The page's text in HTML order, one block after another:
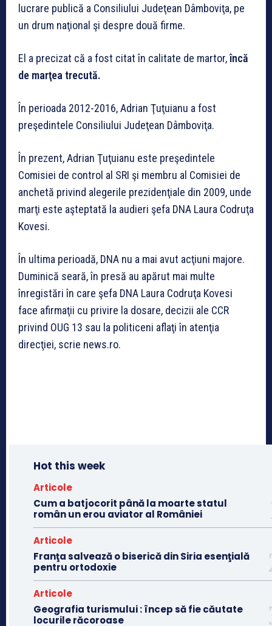
lucrare publică a Consiliului Judeţean Dâmboviţa, pe
un drum naţional şi despre două firme.
El a precizat că a fost citat în calitate de martor,încă
de marţea trecută.
În perioada 2012-2016, Adrian Ţuţuianu a fost
preşedintele Consiliului Judeţean Dâmboviţa.
În prezent, Adrian Ţuţuianu este preşedintele
Comisiei de control al SRI şi membru al Comisiei de
anchetă privind alegerile prezidenţiale din 2009, unde
marţi este aşteptată la audieri şefa DNA Laura Codruţa
Kovesi.
În ultima perioadă, DNA nu a mai avut acţiuni majore.
Duminică seară, în presă au apărut mai multe
înregistări în care şefa DNA Laura Codruţa Kovesi
face afirmaţii cu privire la dosare, decizii ale CCR
privind OUG 13 sau la politiceni aflaţi în atenţia
direcţiei, scrie news.ro.
Hot this week
Articole
Cum a batjocorit până la moarte statul
român un erou aviator al României
Articole
Franţa salvează o biserică din Siria esenţială
pentru ortodoxie
Articole
Geografia turismului : încep să fie căutate
locurile răcoroase